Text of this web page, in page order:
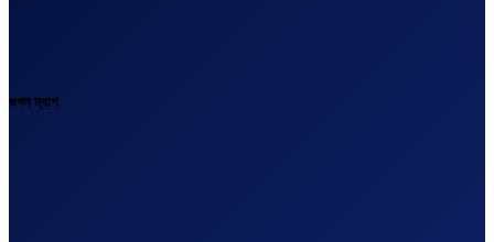
গুগল ম্যাপ